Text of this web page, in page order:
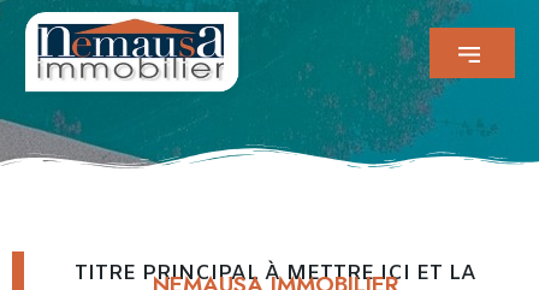
TITRE PRINCIPAL À METTRE ICI ET LA